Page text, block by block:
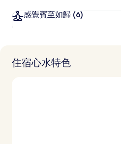
感覺賓至如歸 (6)
住宿心水特色